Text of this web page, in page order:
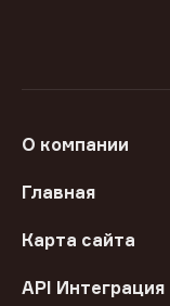
О компании
Главная
Карта сайта
API Интеграция